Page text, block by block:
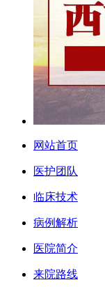
网站首页
医护团队
临床技术
病例解析
医院简介
来院路线